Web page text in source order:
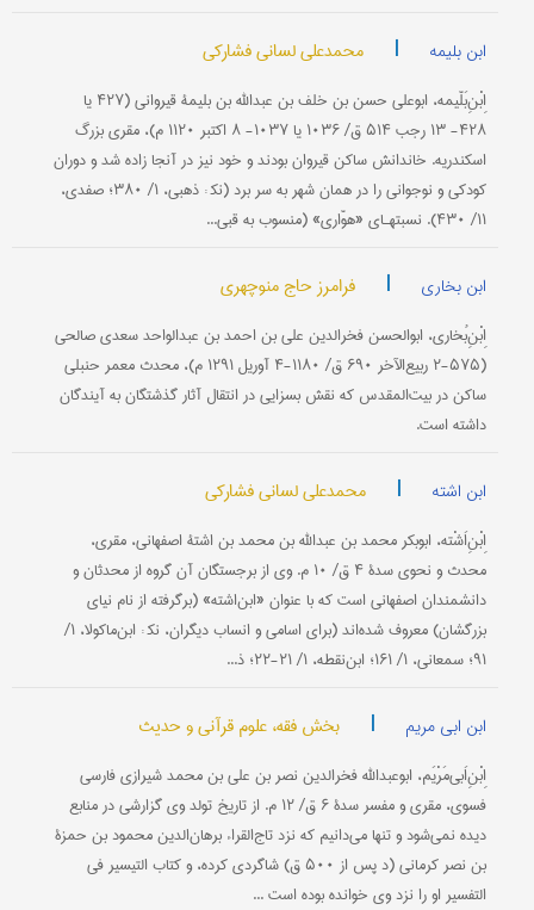
ابن بلیمه | محمدعلی لسانی فشارکی
اِبْنِ‌بَلّیمه، ابو‌علی حسن بن خلف بن عبدالله بن بلیمۀ قیروانی (۴۲۷ یا
۴۲۸- ۱۳ رجب ۵۱۴ ق/ ۱۰۳۶ یا ۱۰۳۷- ۸ اکتبر ۱۱۲۰ م)، مقری بزرگ
اسکندریه. خاندانش ساکن قیروان بودند و خود نیز در آنجا زاده شد و دوران
کودکی و نوجوانی را در همان شهر به سر برد (نک‍ : ذهبی، ۱/ ۳۸۰؛ صفدی،
۱۱/ ۴۳۰). نسبتهـای «هوّاری» (منسوب به قبی...
ابن بخاری | فرامرز حاج منوچهری
اِبْنِ‌بُخاری، ابو‌الحسن فخر‌الدین علی بن احمد بن عبد‌الواحد سعدی صالحی
(۵۷۵-۲ ربیع‌الآخر ۶۹۰ ق/ ۱۱۸۰-۴ آوریل ۱۲۹۱ م)، محدث معمر حنبلی
ساکن در بیت‌المقدس که نقش بسزایی در انتقال آثار گذشتگان به آیندگان
داشته است.
ابن اشته | محمدعلی لسانی فشارکی
اِبْنِ‌اَشْته، ابوبکر محمد بن عبدالله بن محمد بن اشتۀ اصفهانی، مقری،
محدث و نحوی سدۀ ۴ ق/ ۱۰ م. وی از برجستگان آن گروه از محدثان و
دانشمندان اصفهانی است که با عنوان «ابن‌اشته» (برگرفته از نام نیای
بزرگشان) معروف شده‌اند (برای اسامی و انساب دیگران، نک‍ : ابن‌ماکولا، ۱/
۹۱؛ سمعانی، ۱/ ۱۶۱؛ ابن‌نقطه، ۱/ ۲۱-۲۲؛ ذ...
ابن ابی مریم | بخش فقه، علوم قرآنی و حدیث
اِبْنِ‌اَبی‌مَرْیَم، ابوعبدالله فخرالدین نصر بن علی بن محمد شیرازی فارسی
فسوی، مقری و مفسر سدۀ ۶ ق/ ۱۲ م. از تاریخ تولد وی گزارشی در منابع
دیده نمی‌شود و تنها می‌دانیم که نزد تاج‌القراء برهان‌الدین محمود بن حمزة
بن نصر کرمانی (د پس از ۵۰۰ ق) شاگردی کرده، و کتاب التیسیر فی
التفسیر او را نزد وی خوانده بوده است ...